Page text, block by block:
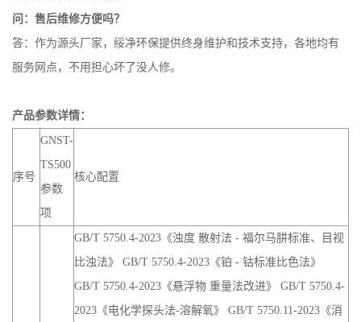
问：售后维修方便吗？
答：作为源头厂家，绥净环保提供终身维护和技术支持，各地均有
服务网点，不用担心坏了没人修。
产品参数详情：
序号
GNST-
TS500
参数
项
核心配置
GB/T 5750.4-2023《浊度 散射法 - 福尔马肼标准、目视
比浊法》 GB/T 5750.4-2023《铂 - 钴标准比色法》
GB/T 5750.4-2023《悬浮物 重量法改进》 GB/T 5750.4-
2023《电化学探头法-溶解氧》 GB/T 5750.11-2023《消